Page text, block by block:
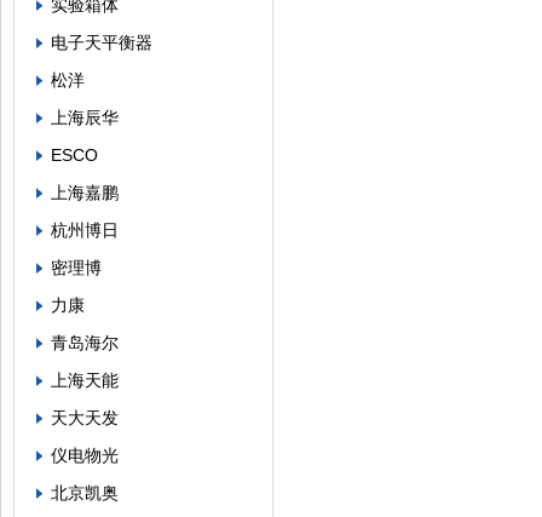
实验箱体
电子天平衡器
松洋
上海辰华
ESCO
上海嘉鹏
杭州博日
密理博
力康
青岛海尔
上海天能
天大天发
仪电物光
北京凯奥